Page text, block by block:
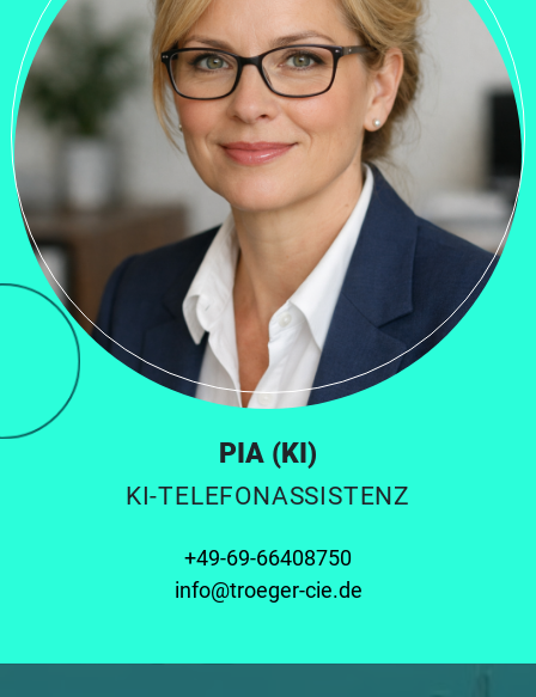
PIA (KI)
KI-TELEFONASSISTENZ
+49-69-66408750
info@troeger-cie.de